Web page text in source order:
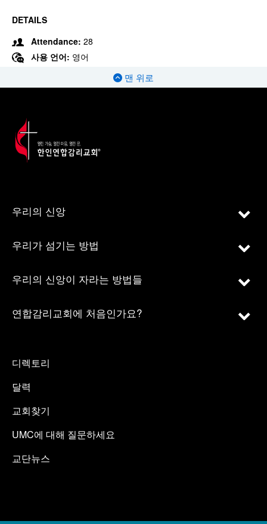
DETAILS
Attendance: 28
사용 언어: 영어
맨 위로
우리의 신앙
우리가 섬기는 방법
우리의 신앙이 자라는 방법들
연합감리교회에 처음인가요?
디렉토리
달력
교회찾기
UMC에 대해 질문하세요
교단뉴스